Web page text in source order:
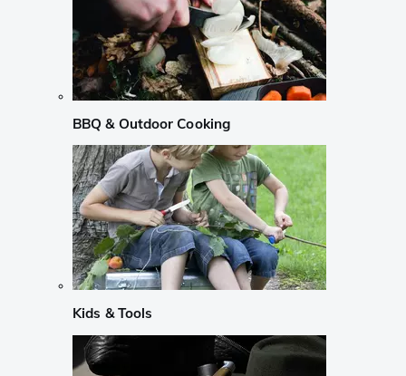
BBQ & Outdoor Cooking
Kids & Tools